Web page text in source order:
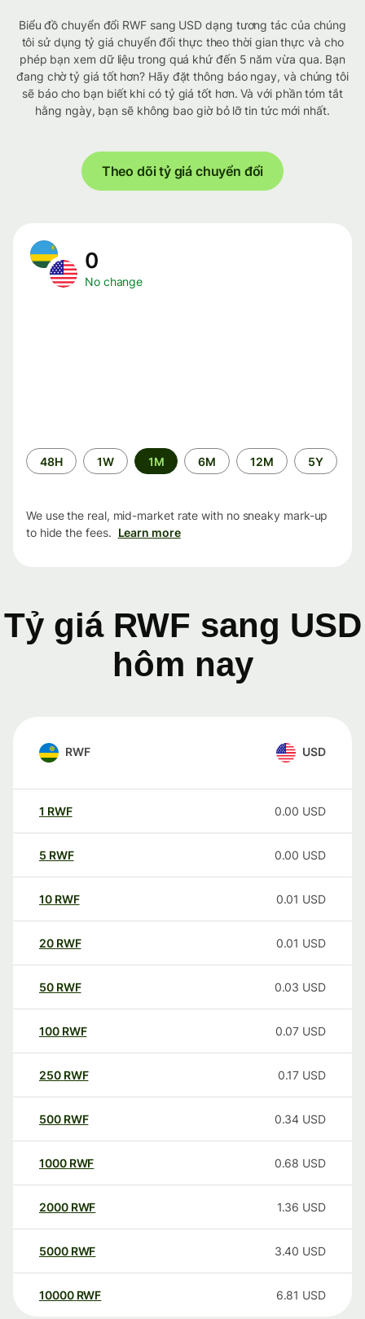
Biểu đồ chuyển đổi RWF sang USD dạng tương tác của chúng
tôi sử dụng tỷ giá chuyển đổi thực theo thời gian thực và cho
phép bạn xem dữ liệu trong quá khứ đến 5 năm vừa qua. Bạn
đang chờ tỷ giá tốt hơn? Hãy đặt thông báo ngay, và chúng tôi
sẽ báo cho bạn biết khi có tỷ giá tốt hơn. Và với phần tóm tắt
hằng ngày, bạn sẽ không bao giờ bỏ lỡ tin tức mới nhất.
Theo dõi tỷ giá chuyển đổi
0
No change
Time
period
48H 1W 1M 6M 12M 5Y
We use the real, mid-market rate with no sneaky mark-up
to hide the fees. Learn more
Tỷ giá RWF sang USD
hôm nay
RWF USD
1 RWF 0.00 USD
5 RWF 0.00 USD
10 RWF 0.01 USD
20 RWF 0.01 USD
50 RWF 0.03 USD
100 RWF 0.07 USD
250 RWF 0.17 USD
500 RWF 0.34 USD
1000 RWF 0.68 USD
2000 RWF 1.36 USD
5000 RWF 3.40 USD
10000 RWF 6.81 USD